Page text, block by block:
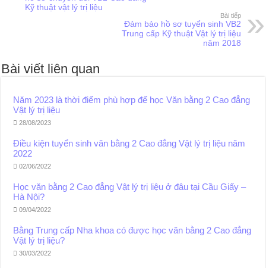
Kỹ thuật vật lý trị liệu
Bài tiếp
Đảm bảo hồ sơ tuyển sinh VB2
Trung cấp Kỹ thuật Vật lý trị liệu
năm 2018
Bài viết liên quan
Năm 2023 là thời điểm phù hợp để học Văn bằng 2 Cao đẳng
Vật lý trị liệu
28/08/2023
Điều kiện tuyển sinh văn bằng 2 Cao đẳng Vật lý trị liệu năm
2022
02/06/2022
Học văn bằng 2 Cao đẳng Vật lý trị liệu ở đâu tại Cầu Giấy –
Hà Nội?
09/04/2022
Bằng Trung cấp Nha khoa có được học văn bằng 2 Cao đẳng
Vật lý trị liệu?
30/03/2022